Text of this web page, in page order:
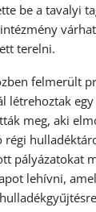
be a tavalyi
terelni.
felmerült
létrehoztak
meg, aki
régi
pályázatokat
lehívni,